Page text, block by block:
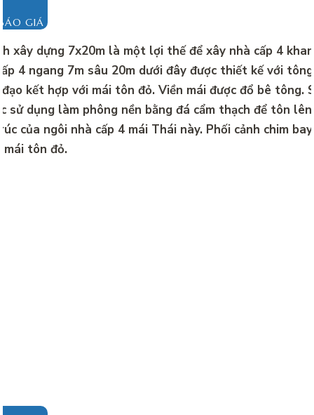
GIÁ
xây dựng 7x20m là một lợi thế để xây nhà cấp 4
4 ngang 7m sâu 20m dưới đây được thiết kế với
kết hợp với mái tôn đỏ. Viền mái được đổ bê tông.
sử dụng làm phông nền bằng đá cẩm thạch để tôn
của ngôi nhà cấp 4 mái Thái này. Phối cảnh chim
mái tôn đỏ.